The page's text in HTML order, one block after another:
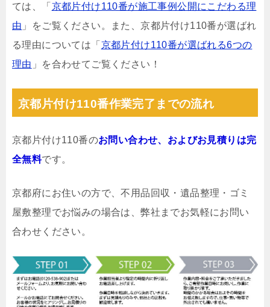
ては、「 京都片付け110番が施工事例公開にこだわる理
由 」をご覧ください。また、京都片付け110番が選ばれ
る理由については「 京都片付け110番が選ばれる6つの
理由 」を合わせてご覧ください！
京都片付け110番作業完了までの流れ
京都片付け110番のお問い合わせ、およびお見積りは完
全無料です。
京都府にお住いの方で、不用品回収・遺品整理・ゴミ
屋敷整理でお悩みの場合は、弊社までお気軽にお問い
合わせください。